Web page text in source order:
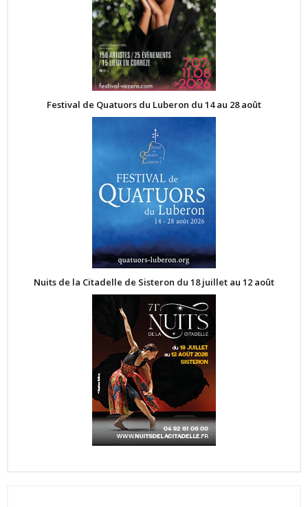
Festival de Quatuors du Luberon du 14 au 28 août
Nuits de la Citadelle de Sisteron du 18 juillet au 12 août